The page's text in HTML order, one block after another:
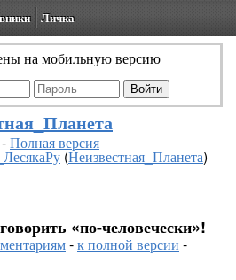
Личка
на мобильную версию
-Полная версия
(Неизвестная_Планета)
«по-человечески»!
-к полной версии -